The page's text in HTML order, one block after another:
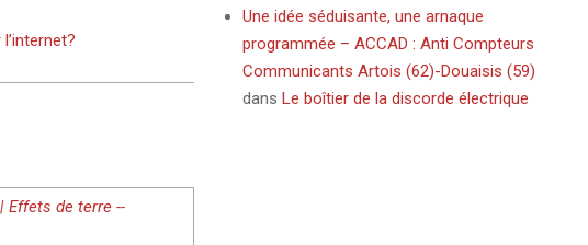
Effets de terre --
Une idée séduisante, une arnaque
programmée – ACCAD : Anti Compteurs
Communicants Artois (62)-Douaisis (59)
dans Le boîtier de la discorde électrique